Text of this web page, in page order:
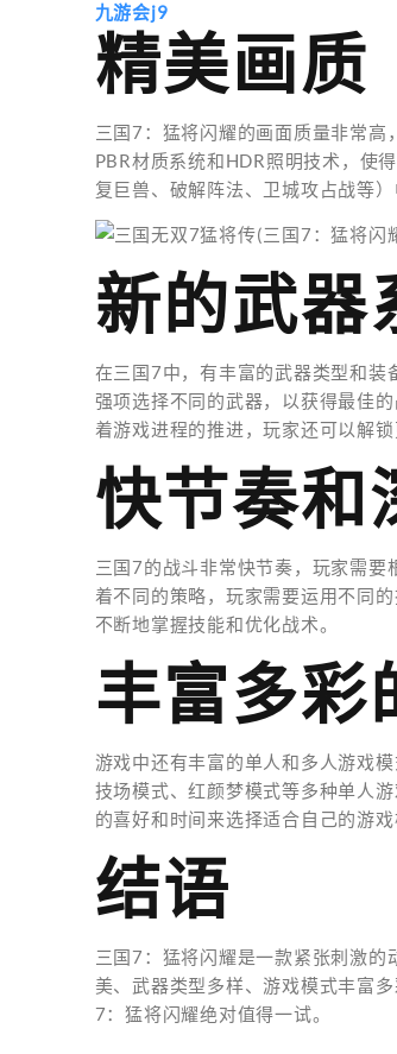
九游会j9
精美画质
三国7：猛将闪耀的画面质量非常
PBR材质系统和HDR照明技术，使
复巨兽、破解阵法、卫城攻占战等
新的武器
在三国7中，有丰富的武器类型和装
强项选择不同的武器，以获得最佳
着游戏进程的推进，玩家还可以解
快节奏和
三国7的战斗非常快节奏，玩家需
着不同的策略，玩家需要运用不同
不断地掌握技能和优化战术。
丰富多彩
游戏中还有丰富的单人和多人游戏
技场模式、红颜梦模式等多种单人
的喜好和时间来选择适合自己的游戏
结语
三国7：猛将闪耀是一款紧张刺激
美、武器类型多样、游戏模式丰富
7：猛将闪耀绝对值得一试。